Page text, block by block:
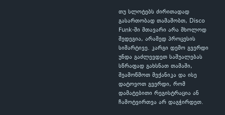
თუ სლოტებს ძირითადად
გასართობად თამაშობთ, Disco
Funk-ში მთავარი არა მხოლოდ
შედეგია, არამედ პროცესის
სიმარტივე. კარგი დემო გვერდი
უნდა გაძლევდეთ საშუალებას
სწრაფად გახსნათ თამაში,
შეამოწმოთ მექანიკა და ისე
დატოვოთ გვერდი, რომ
დამატებითი რეგისტრაცია ან
ჩამოტვირთვა არ დაგჭირდეთ.